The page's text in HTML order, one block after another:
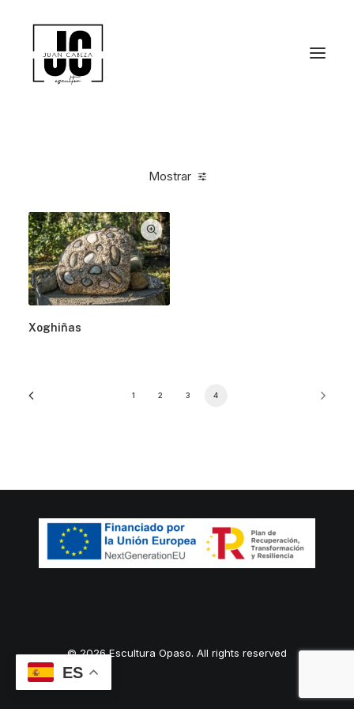
Mostrar
Xoghiñas
1 2 3 4
© 2026 Escultura Opaso. All rights reserved
ES